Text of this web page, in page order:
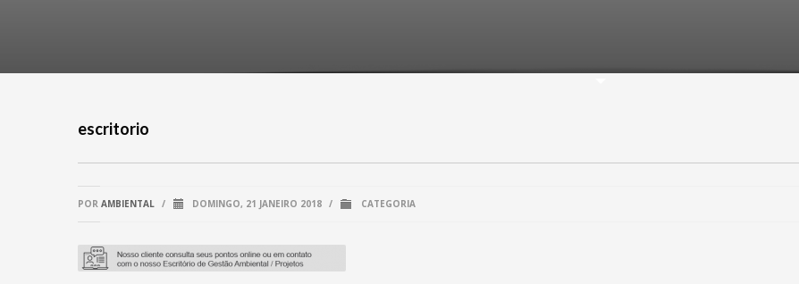
escritorio
POR AMBIENTAL / DOMINGO, 21 JANEIRO 2018 / CATEGORIA